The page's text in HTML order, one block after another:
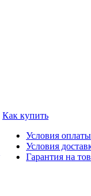
Как купить
Условия оплаты
Условия
Гарантия на